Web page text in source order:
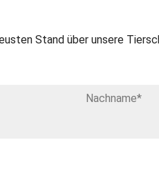
Stand über unsere